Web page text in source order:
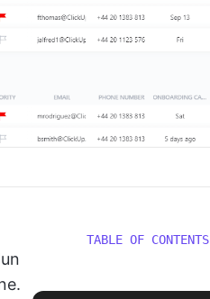
TABLE OF CONTENTS